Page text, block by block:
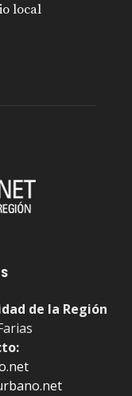
local
de la Región